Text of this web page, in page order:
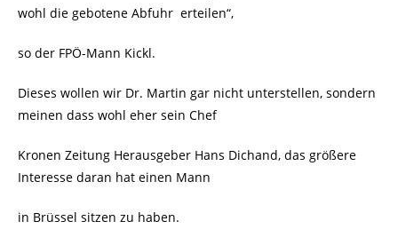
wohl die gebotene Abfuhr erteilen“,
so der FPÖ-Mann Kickl.
Dieses wollen wir Dr. Martin gar nicht unterstellen, sondern
meinen dass wohl eher sein Chef
Kronen Zeitung Herausgeber Hans Dichand, das größere
Interesse daran hat einen Mann
in Brüssel sitzen zu haben.